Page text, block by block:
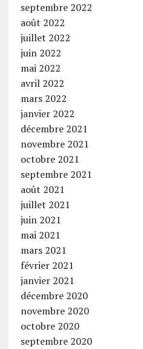
septembre 2022
août 2022
juillet 2022
juin 2022
mai 2022
avril 2022
mars 2022
janvier 2022
décembre 2021
novembre 2021
octobre 2021
septembre 2021
août 2021
juillet 2021
juin 2021
mai 2021
mars 2021
février 2021
janvier 2021
décembre 2020
novembre 2020
octobre 2020
septembre 2020